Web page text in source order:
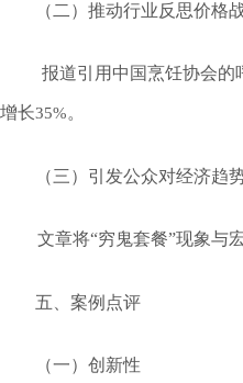
（二）推动行业反思价格
报道引用中国烹饪协会的
增长35%。
（三）引发公众对经济趋
文章将“穷鬼套餐”现象与
五、案例点评
（一）创新性